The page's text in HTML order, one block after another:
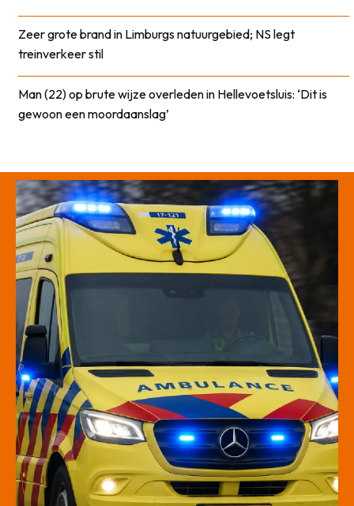
Zeer grote brand in Limburgs natuurgebied; NS legt
treinverkeer stil
Man (22) op brute wijze overleden in Hellevoetsluis: ‘Dit is
gewoon een moordaanslag’